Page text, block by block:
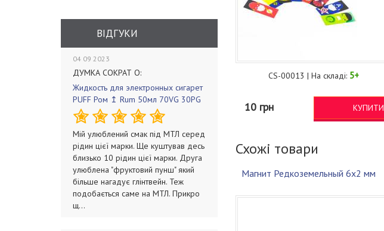
ВІДГУКИ
04 09 2023
ДУМКА СОКРАТ О:
Жидкость для электронных сигарет
PUFF Ром ↥ Rum 50мл 70VG 30PG
Мій улюблений смак під МТЛ серед
рідин цієї марки. Ще куштував десь
близько 10 рідин цієї марки. Друга
улюблена "фруктовий пунш" який
більше нагадує глінтвейн. Теж
подобається саме на МТЛ. Прикро
щ...
CS-00013 | На складі: 5+
10 грн КУПИТИ
Схожі товари
Магнит Редкоземельный 6x2 мм